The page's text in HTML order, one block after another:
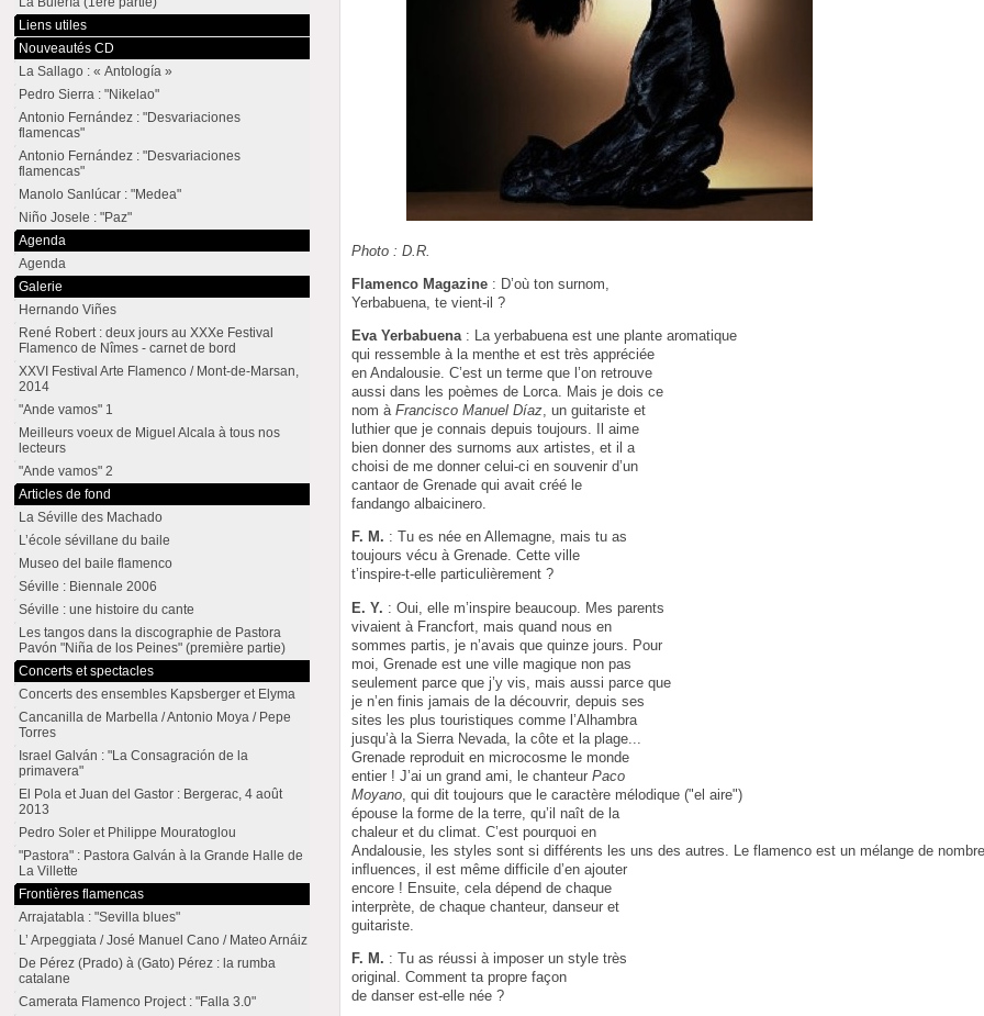
Photo : D.R.
Flamenco Magazine : D’où ton surnom,
Yerbabuena, te vient-il ?
Eva Yerbabuena: La yerbabuena est une plante aromatique
qui ressemble à la menthe et est très appréciée
en Andalousie. C’est un terme que l’on retrouve
aussi dans les poèmes de Lorca. Mais je dois ce
nom àFrancisco Manuel Díaz, un guitariste et
luthier que je connais depuis toujours. Il aime
bien donner des surnoms aux artistes, et il a
choisi de me donner celui-ci en souvenir d’un
cantaor de Grenade qui avait créé le
fandango albaicinero.
F. M. : Tu es née en Allemagne, mais tu as
toujours vécu à Grenade. Cette ville
t’inspire-t-elle particulièrement ?
E. Y. : Oui, elle m’inspire beaucoup. Mes parents
vivaient à Francfort, mais quand nous en
sommes partis, je n’avais que quinze jours. Pour
moi, Grenade est une ville magique non pas
seulement parce que j’y vis, mais aussi parce que
je n’en finis jamais de la découvrir, depuis ses
sites les plus touristiques comme l’Alhambra
jusqu’à la Sierra Nevada, la côte et la plage...
Grenade reproduit en microcosme le monde
entier ! J’ai un grand ami, le chanteurPaco
Moyano , qui dit toujours que le caractère mélodique ("el aire")
épouse la forme de la terre, qu’il naît de la
chaleur et du climat. C’est pourquoi en
Andalousie, les styles sont si différents les uns des autres. Le flamenco est un mélange de
inﬂuences, il est même difficile d’en ajouter
encore ! Ensuite, cela dépend de chaque
interprète, de chaque chanteur, danseur et
guitariste.
F. M. : Tu as réussi à imposer un style très
original. Comment ta propre façon
de danser est-elle née ?
Liens utiles
Nouveautés CD
La Sallago : « Antología »
Pedro Sierra : "Nikelao"
Antonio Fernández : "Desvariaciones
flamencas"
Antonio Fernández : "Desvariaciones
flamencas"
Manolo Sanlúcar : "Medea"
Niño Josele : "Paz"
Agenda
Agenda
Galerie
Hernando Viñes
René Robert : deux jours au XXXe Festival
Flamenco de Nîmes - carnet de bord
XXVI Festival Arte Flamenco / Mont-de-Marsan,
2014
"Ande vamos" 1
Meilleurs voeux de Miguel Alcala à tous nos
lecteurs
"Ande vamos" 2
Articles de fond
La Séville des Machado
L’école sévillane du baile
Museo del baile flamenco
Séville : Biennale 2006
Séville : une histoire du cante
Les tangos dans la discographie de Pastora
Pavón "Niña de los Peines" (première partie)
Concerts et spectacles
Concerts des ensembles Kapsberger et Elyma
Cancanilla de Marbella / Antonio Moya / Pepe
Torres
Israel Galván : "La Consagración de la
primavera"
El Pola et Juan del Gastor : Bergerac, 4 août
2013
Pedro Soler et Philippe Mouratoglou
"Pastora" : Pastora Galván à la Grande Halle de
La Villette
Frontières flamencas
Arrajatabla : "Sevilla blues"
L’ Arpeggiata / José Manuel Cano / Mateo Arnáiz
De Pérez (Prado) à (Gato) Pérez : la rumba
catalane
Camerata Flamenco Project : "Falla 3.0"